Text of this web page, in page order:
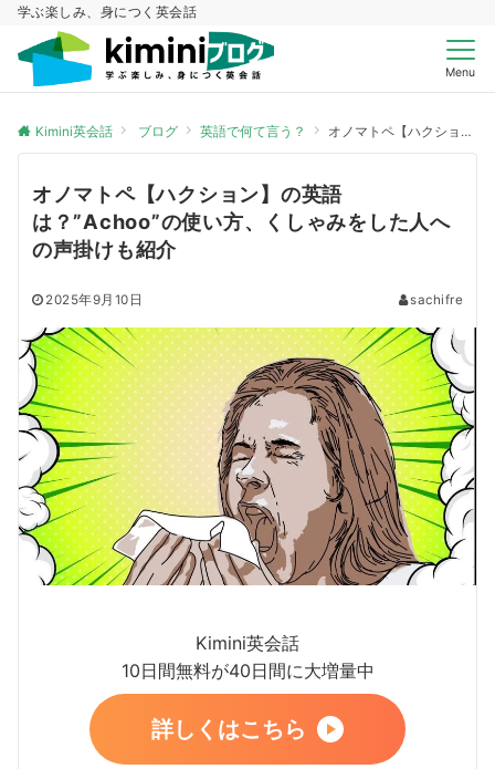
学ぶ楽しみ、身につく英会話
Menu
Kimini英会話 ブログ 英語で何て言う？ オノマトペ【ハクション】の英語は？”Achoo”の使い方、くしゃみをした人への声掛けも紹介
オノマトペ【ハクション】の英語
は？”Achoo”の使い方、くしゃみをした人へ
の声掛けも紹介
2025年9月10日 sachifre
Kimini英会話
10日間無料が40日間に大増量中
詳しくはこちら